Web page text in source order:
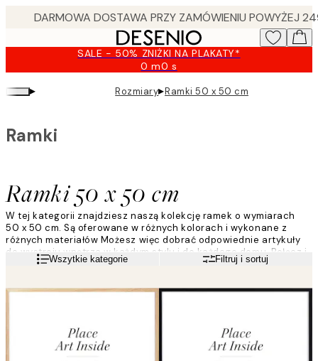
SALE - 50% ZNIŻKI NA PLAKATY*
0 m0 s
Ważny
do:
2026-
▸ Rozmiary▸Ramki 50 x 50 cm
Ramki 50 x 50 cm
Ramki
W tej kategorii znajdziesz naszą kolekcję ramek o wymiarach
50 x 50 cm. Są oferowane w różnych kolorach i wykonane z
różnych materiałów Możesz więc dobrać odpowiednie artykuły
do wystroju wnętrza w każdym stylu i do każdego domu. Połącz i
dopasuj ramki w różnych wariantach kolorystycznych
obrazami!
Czytaj więcejWszytkie kategorie Filtruj i sortuj